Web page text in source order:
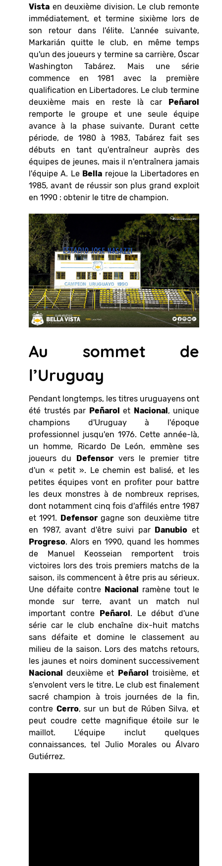
Vista en deuxième division. Le club remonte
immédiatement, et termine sixième lors de
son retour dans l'élite. L'année suivante,
Markarián quitte le club, en même temps
qu'un des joueurs y termine sa carrière, Óscar
Washington Tabárez. Mais une série
commence en 1981 avec la première
qualification en Libertadores. Le club termine
deuxième mais en reste là car Peñarol
remporte le groupe et une seule équipe
avance à la phase suivante. Durant cette
période, de 1980 à 1983, Tabárez fait ses
débuts en tant qu'entraîneur auprès des
équipes de jeunes, mais il n'entraînera jamais
l'équipe A. Le Bella rejoue la Libertadores en
1985, avant de réussir son plus grand exploit
en 1990 : obtenir le titre de champion.
Au sommet de
l’Uruguay
Pendant longtemps, les titres uruguayens ont
été trustés par Peñarol et Nacional , unique
champions d'Uruguay à l'époque
professionnel jusqu'en 1976. Cette année-là,
un homme, Ricardo De León, emmène ses
joueurs du
Defensorvers le premier titre
d'un « petit ». Le chemin est balisé, et les
petites équipes vont en profiter pour battre
les deux monstres à de nombreux reprises,
dont notamment cinq fois d'affilés entre 1987
et 1991.
Defensorgagne son deuxième titre
en 1987, avant d'être suivi par
Danubio et
Progreso. Alors en 1990, quand les hommes
de Manuel Keosseian remportent trois
victoires lors des trois premiers matchs de la
saison, ils commencent à être pris au sérieux.
Une défaite contre Nacional
ramène tout le
monde sur terre, avant un match nul
important contre
Peñarol . Le début d'une
série car le club enchaîne dix-huit matchs
sans défaite et domine le classement au
milieu de la saison. Lors des matchs retours,
les jaunes et noirs dominent successivement
Nacional
deuxième et Peñarol
troisième, et
s'envolent vers le titre. Le club est finalement
sacré champion à trois journées de la fin,
contre Cerro, sur un but de Rúben Silva, et
peut coudre cette magnifique étoile sur le
maillot. L'équipe inclut quelques
connaissances, tel Julio Morales ou Álvaro
Gutiérrez.